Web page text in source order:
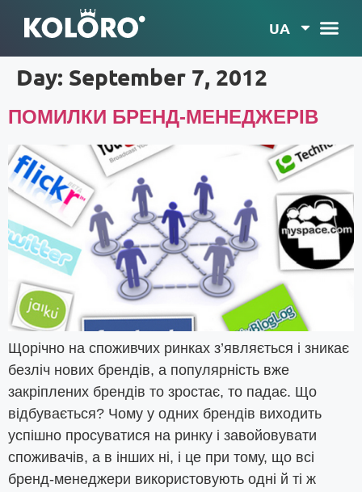
UA
Day: September 7, 2012
ПОМИЛКИ БРЕНД-МЕНЕДЖЕРІВ
Щорічно на споживчих ринках з’являється і зникає
безліч нових брендів, а популярність вже
закріплених брендів то зростає, то падає. Що
відбувається? Чому у одних брендів виходить
успішно просуватися на ринку і завойовувати
споживачів, а в інших ні, і це при тому, що всі
бренд-менеджери використовують одні й ті ж